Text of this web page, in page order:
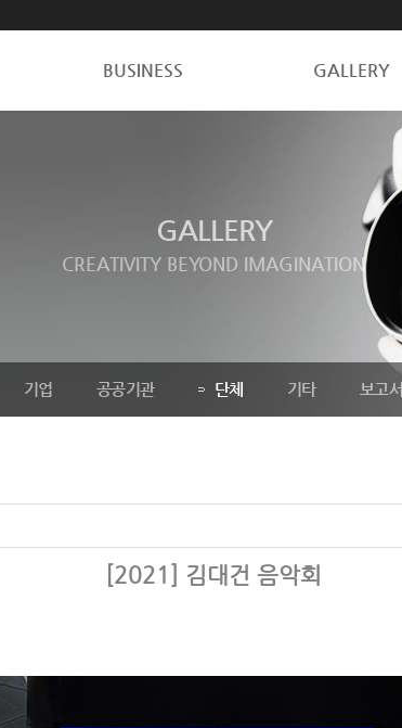
BUSINESS GALLERY
GALLERY
CREATIVITY BEYOND IMAGINATION
기업 공공기관 단체 기타 보고서
[2021] 김대건 음악회